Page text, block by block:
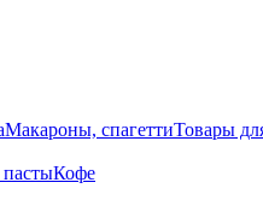
Макароны, спагеттиТовары
Кофе